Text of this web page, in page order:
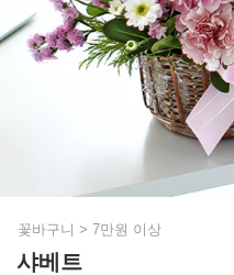
꽃바구니 > 7만원 이상
샤베트